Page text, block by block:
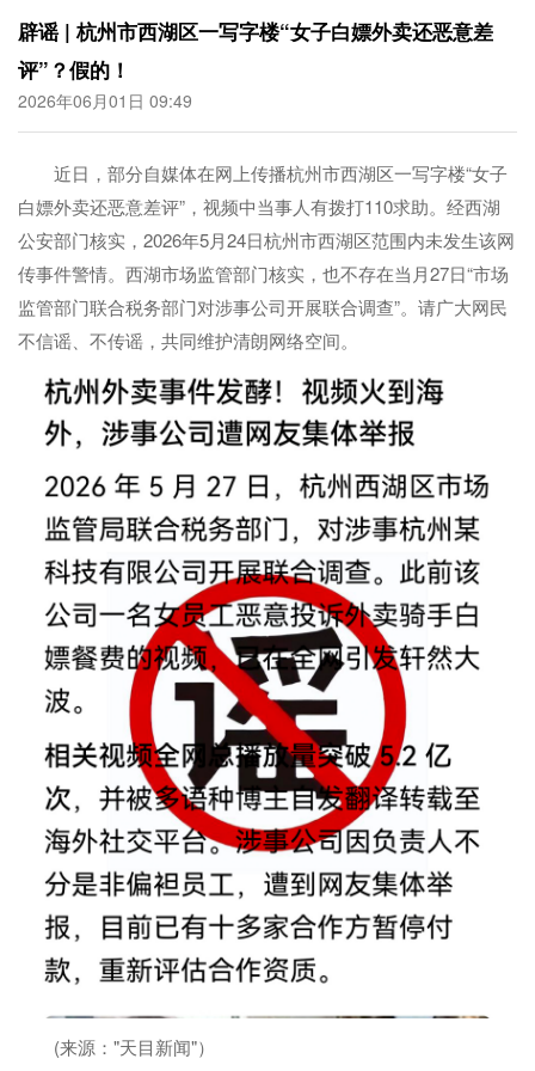
辟谣 | 杭州市西湖区一写字楼“女子白嫖外卖还恶意差
评”？假的！
2026年06月01日 09:49
近日，部分自媒体在网上传播杭州市西湖区一写字楼“女子
白嫖外卖还恶意差评”，视频中当事人有拨打110求助。经西湖
公安部门核实，2026年5月24日杭州市西湖区范围内未发生该网
传事件警情。西湖市场监管部门核实，也不存在当月27日“市场
监管部门联合税务部门对涉事公司开展联合调查”。请广大网民
不信谣、不传谣，共同维护清朗网络空间。
(来源："天目新闻"）